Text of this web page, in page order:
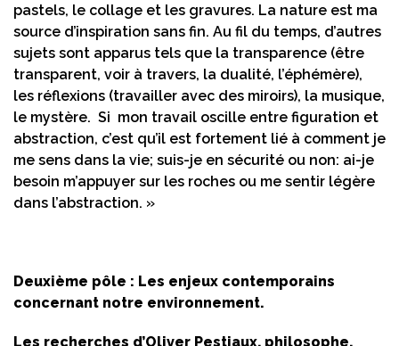
pastels, le collage et les gravures. La nature est ma
source d’inspiration sans fin. Au fil du temps, d’autres
sujets sont apparus tels que la transparence (être
transparent, voir à travers, la dualité, l’éphémère),
les réflexions (travailler avec des miroirs), la musique,
le mystère. Si mon travail oscille entre figuration et
abstraction, c’est qu’il est fortement lié à comment je
me sens dans la vie; suis-je en sécurité ou non: ai-je
besoin m’appuyer sur les roches ou me sentir légère
dans l’abstraction. »
Deuxième pôle : Les enjeux contemporains
concernant notre environnement.
Les recherches d’Oliver Pestiaux, philosophe,